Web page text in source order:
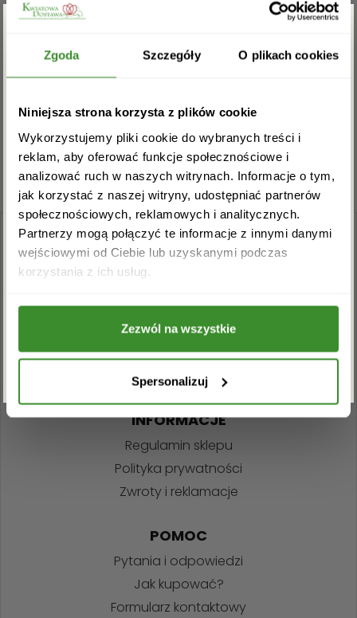
Zgoda Szczegóły O plikach cookies
Niniejsza strona korzysta z plików cookie
Wykorzystujemy pliki cookie do wybranych treści i
reklam, aby oferować funkcje społecznościowe i
analizować ruch w naszych witrynach. Informacje o tym,
jak korzystać z naszej witryny, udostępniać partnerów
społecznościowych, reklamowych i analitycznych.
Partnerzy mogą połączyć te informacje z innymi danymi
wejściowymi od Ciebie lub uzyskanymi podczas
korzystania z ich usług.
Zezwól na wszystkie
Spersonalizuj
+48 22 110 59 60 info@kwiatowadostawa.pl
INFORMACJE
Regulamin sklepu
Polityka prywatności
Zwroty i reklamacje
POMOC
Pytania i odpowiedzi
Jak kupować?
Formularz kontaktowy
Zgarnij rabat -5%
Zapisz się do newslettera i zgarnij
rabat na pierwsze zakupy!
Akceptuję regulamin i wyrażam zgodę na
przetwarzanie powyższych danych osobowych
ZAPISZ SIĘ